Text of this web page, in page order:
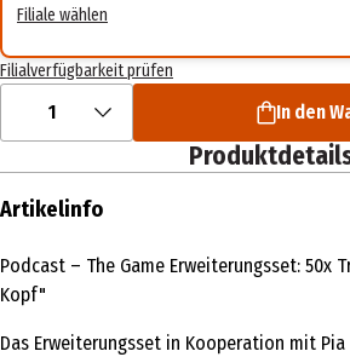
Filiale wählen
Filialverfügbarkeit prüfen
1 In den
Artikelinfo
Podcast – The Game Erweiterungsset: 50x
Kopf"
Das Erweiterungsset in Kooperation mit